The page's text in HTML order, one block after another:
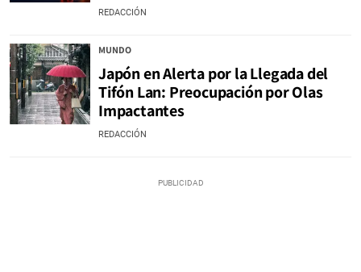
REDACCIÓN
MUNDO
Japón en Alerta por la Llegada del
Tifón Lan: Preocupación por Olas
Impactantes
REDACCIÓN